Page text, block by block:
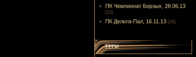
ПК Чемпионат Борзых, 28.06.13
[23]
ПК Дельта-Пал, 16.11.13 [20]
ТЕГИ